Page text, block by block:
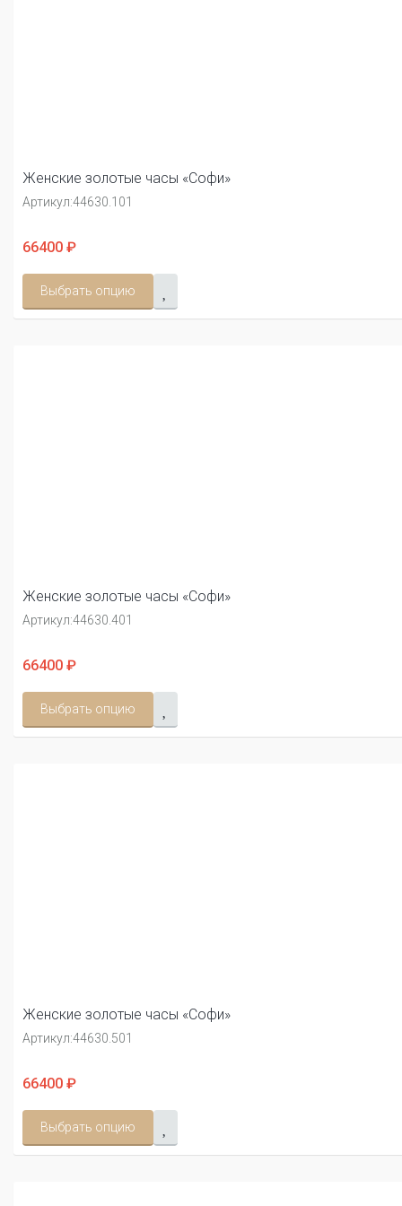
Женские золотые часы «Софи»
Артикул:44630.101
66400 ₽
Выбрать опцию
Женские золотые часы «Софи»
Артикул:44630.401
66400 ₽
Выбрать опцию
Женские золотые часы «Софи»
Артикул:44630.501
66400 ₽
Выбрать опцию